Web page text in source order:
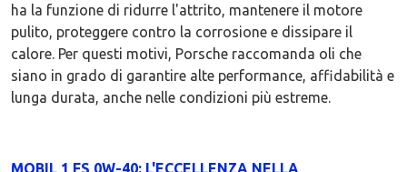
ha la funzione di ridurre l'attrito, mantenere il motore
pulito, proteggere contro la corrosione e dissipare il
calore. Per questi motivi, Porsche raccomanda oli che
siano in grado di garantire alte performance, affidabilità e
lunga durata, anche nelle condizioni più estreme.
MOBIL 1 FS 0W-40: L'ECCELLENZA NELLA